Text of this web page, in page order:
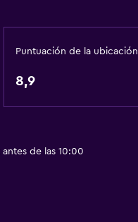
Puntuación de la ubicación
8,9
de las 10:00